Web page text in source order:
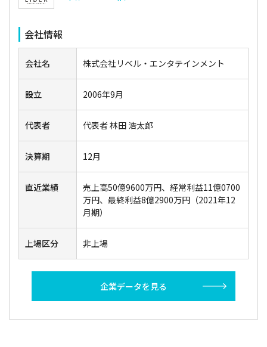
会社情報
会社名 株式会社リベル・エンタテインメント
設立 2006年9月
代表者 代表者 林田 浩太郎
決算期 12月
直近業績
売上高50億9600万円、経常利益11億0700
万円、最終利益8億2900万円（2021年12
月期）
上場区分 非上場
企業データを見る